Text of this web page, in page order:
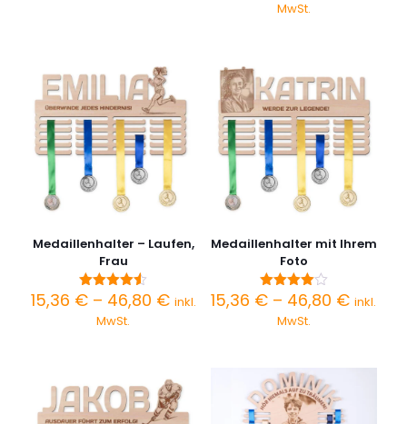
5.00
MwSt.
Medaillenhalter – Laufen,
Frau
Bewertet
4.50
15,36 € – 46,80 €Preisspanne:
inkl.
MwSt.
Medaillenhalter mit Ihrem
Foto
Bewertet
4.00
15,36 € – 46,80 € inkl.
MwSt.